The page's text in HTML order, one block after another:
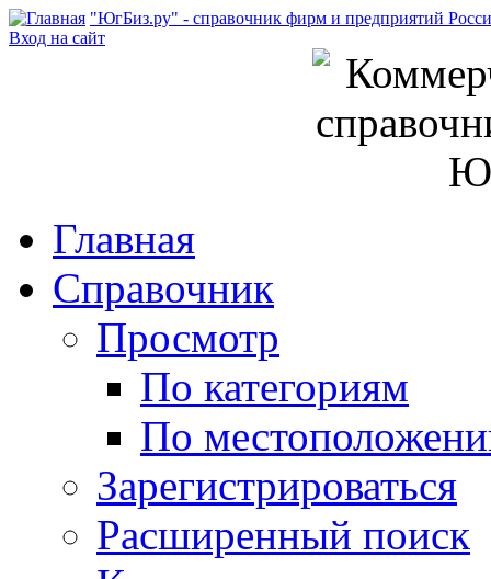
"ЮгБиз.ру" - справочник фирм и предприятий
Вход на сайт
Главная
Справочник
Просмотр
По категориям
По
Зарегистрироваться
Расширенный поиск